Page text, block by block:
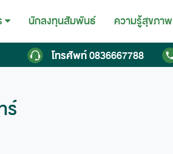
นักลงทุนสัมพันธ์ ความรู้สุขภาพ
โทรศัพท์0836667788
ร์